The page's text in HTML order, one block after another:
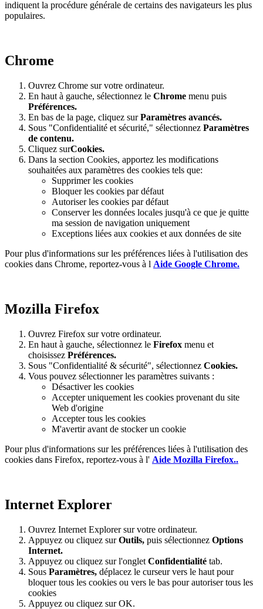
indiquent la procédure générale de certains des navigateurs les plus
populaires.
Chrome
Ouvrez Chrome sur votre ordinateur.
En haut à gauche, sélectionnez le Chrome menu puis
Préférences.
En bas de la page, cliquez surParamètres avancés.
Sous "Confidentialité et sécurité," sélectionnez Paramètres
de contenu.
Cliquez surCookies.
Dans la section Cookies, apportez les modifications
souhaitées aux paramètres des cookies tels que:
Supprimer les cookies
Bloquer les cookies par défaut
Autoriser les cookies par défaut
Conserver les données locales jusqu'à ce que je quitte
ma session de navigation uniquement
Exceptions liées aux cookies et aux données de site
Pour plus d'informations sur les préférences liées à l'utilisation des
cookies dans Chrome, reportez-vous à l Aide Google Chrome.
Mozilla Firefox
Ouvrez Firefox sur votre ordinateur.
En haut à gauche, sélectionnez le Firefox menu et
choisissez Préférences.
Sous "Confidentialité & sécurité", sélectionnez Cookies.
Vous pouvez sélectionner les paramètres suivants :
Désactiver les cookies
Accepter uniquement les cookies provenant du site
Web d'origine
Accepter tous les cookies
M'avertir avant de stocker un cookie
Pour plus d'informations sur les préférences liées à l'utilisation des
cookies dans Firefox, reportez-vous à l' Aide Mozilla Firefox..
Internet Explorer
Ouvrez Internet Explorer sur votre ordinateur.
Appuyez ou cliquez surOutils, puis sélectionnez Options
Internet.
Appuyez ou cliquez sur l'onglet Confidentialité tab.
Sous Paramètres, déplacez le curseur vers le haut pour
bloquer tous les cookies ou vers le bas pour autoriser tous les
cookies
Appuyez ou cliquez sur OK.